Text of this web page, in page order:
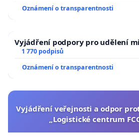
Oznámení o transparentnosti
Vyjádření podpory pro udělení
1 770 podpisů
Oznámení o transparentnosti
Vyjádření veřejnosti a odpor
„Logistické centrum